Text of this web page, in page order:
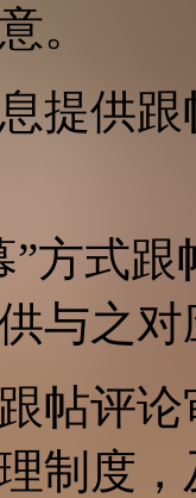
。
提供
”方式
与之
帖评
制度